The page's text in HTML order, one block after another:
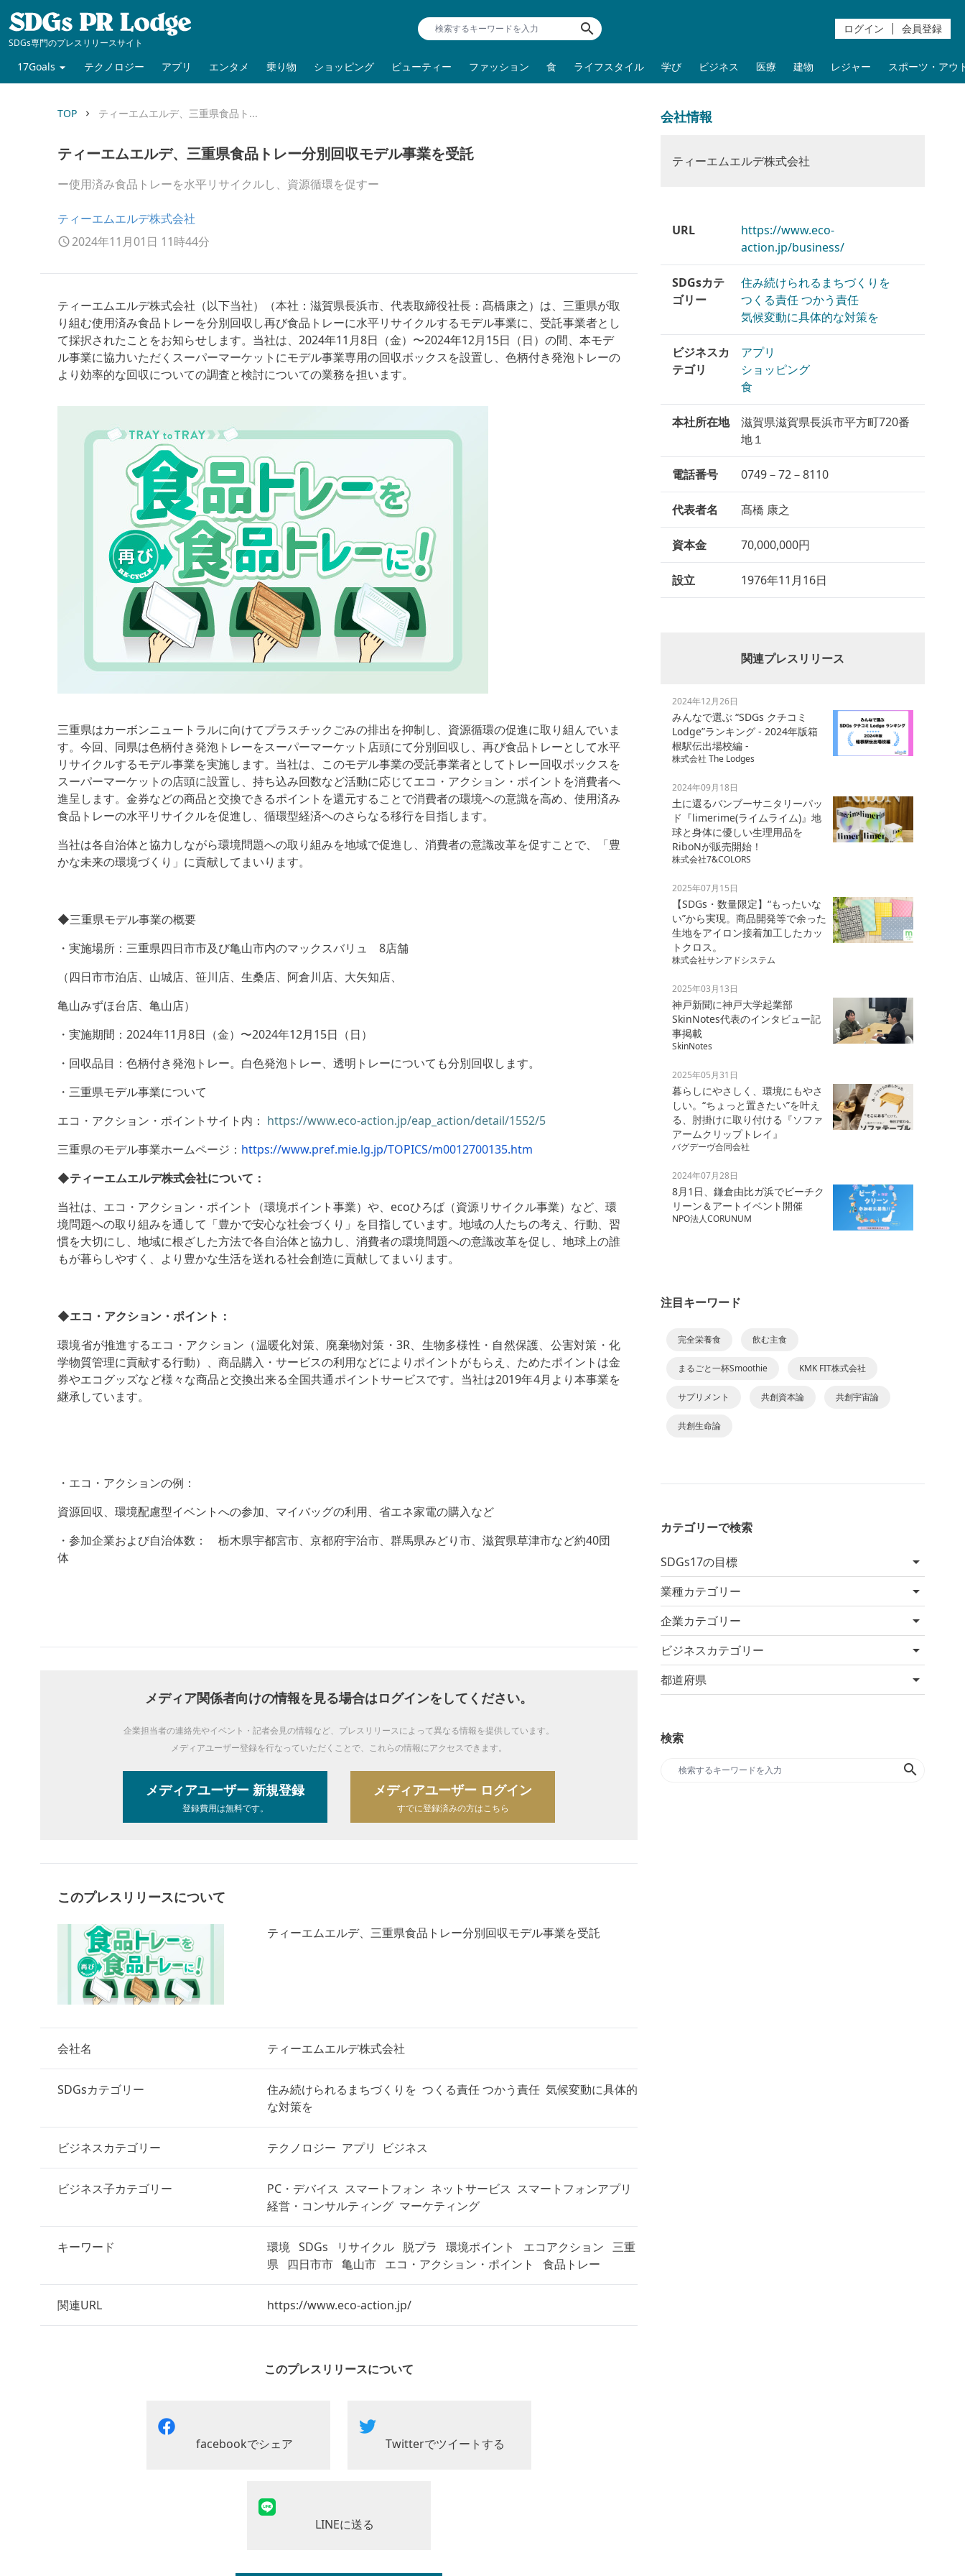
SDGs専門のプレスリリースサイト
search ログイン 会員登録
17Goals テクノロジー アプリ エンタメ 乗り物 ショッピング ビューティー ファッション 食 ライフスタイル 学び ビジネス 医療 建物 レジャー スポーツ・アウ
TOP keyboard_arrow_right ティーエムエルデ、三重県食品ト...
ティーエムエルデ、三重県食品トレー分別回収モデル事業を受託
ー使用済み食品トレーを水平リサイクルし、資源循環を促すー
ティーエムエルデ株式会社
2024年11月01日 11時44分
ティーエムエルデ株式会社（以下当社）（本社：滋賀県長浜市、代表取締役社長：髙橋康之）は、三重県が取
り組む使用済み食品トレーを分別回収し再び食品トレーに水平リサイクルするモデル事業に、受託事業者とし
て採択されたことをお知らせします。当社は、2024年11月8日（金）〜2024年12月15日（日）の間、本モデ
ル事業に協力いただくスーパーマーケットにモデル事業専用の回収ボックスを設置し、色柄付き発泡トレーの
より効率的な回収についての調査と検討についての業務を担います。
三重県はカーボンニュートラルに向けてプラスチックごみの排出を抑制し、資源循環の促進に取り組んでいま
す。今回、同県は色柄付き発泡トレーをスーパーマーケット店頭にて分別回収し、再び食品トレーとして水平
リサイクルするモデル事業を実施します。当社は、このモデル事業の受託事業者としてトレー回収ボックスを
スーパーマーケットの店頭に設置し、持ち込み回数など活動に応じてエコ・アクション・ポイントを消費者へ
進呈します。金券などの商品と交換できるポイントを還元することで消費者の環境への意識を高め、使用済み
食品トレーの水平リサイクルを促進し、循環型経済へのさらなる移行を目指します。
当社は各自治体と協力しながら環境問題への取り組みを地域で促進し、消費者の意識改革を促すことで、「豊
かな未来の環境づくり」に貢献してまいります。
◆三重県モデル事業の概要
・実施場所：三重県四日市市及び亀山市内のマックスバリュ 8店舗
（四日市市泊店、山城店、笹川店、生桑店、阿倉川店、大矢知店、
亀山みずほ台店、亀山店）
・実施期間：2024年11月8日（金）〜2024年12月15日（日）
・回収品目：色柄付き発泡トレー。白色発泡トレー、透明トレーについても分別回収します。
・三重県モデル事業について
エコ・アクション・ポイントサイト内： https://www.eco-action.jp/eap_action/detail/1552/5
三重県のモデル事業ホームページ： https://www.pref.mie.lg.jp/TOPICS/m0012700135.htm
◆ティーエムエルデ株式会社について：
当社は、エコ・アクション・ポイント（環境ポイント事業）や、ecoひろば（資源リサイクル事業）など、環
境問題への取り組みを通して「豊かで安心な社会づくり」を目指しています。地域の人たちの考え、行動、習
慣を大切にし、地域に根ざした方法で各自治体と協力し、消費者の環境問題への意識改革を促し、地球上の誰
もが暮らしやすく、より豊かな生活を送れる社会創造に貢献してまいります。
◆エコ・アクション・ポイント：
環境省が推進するエコ・アクション（温暖化対策、廃棄物対策・3R、生物多様性・自然保護、公害対策・化
学物質管理に貢献する行動）、商品購入・サービスの利用などによりポイントがもらえ、ためたポイントは金
券やエコグッズなど様々な商品と交換出来る全国共通ポイントサービスです。当社は2019年4月より本事業を
継承しています。
・エコ・アクションの例：
資源回収、環境配慮型イベントへの参加、マイバッグの利用、省エネ家電の購入など
・参加企業および自治体数： 栃木県宇都宮市、京都府宇治市、群馬県みどり市、滋賀県草津市など約40団
体
メディア関係者向けの情報を見る場合はログインをしてください。
企業担当者の連絡先やイベント・記者会見の情報など、プレスリリースによって異なる情報を提供しています。
メディアユーザー登録を行なっていただくことで、これらの情報にアクセスできます。
メディアユーザー 新規登録
登録費用は無料です。
メディアユーザー ログイン
すでに登録済みの方はこちら
このプレスリリースについて
ティーエムエルデ、三重県食品トレー分別回収モデル事業を受託
会社名 ティーエムエルデ株式会社
SDGsカテゴリー 住み続けられるまちづくりを つくる責任 つかう責任 気候変動に具体的
な対策を
ビジネスカテゴリー テクノロジー アプリ ビジネス
ビジネス子カテゴリー PC・デバイス スマートフォン ネットサービス スマートフォンアプリ
経営・コンサルティング マーケティング
キーワード 環境 SDGs リサイクル 脱プラ 環境ポイント エコアクション 三重
県
四日市市 亀山市 エコ・アクション・ポイント 食品トレー
関連URL https://www.eco-action.jp/
このプレスリリースについて
facebookでシェア Twitterでツイートする
LINEに送る
会社情報
ティーエムエルデ株式会社
URL
https://www.eco-
action.jp/business/
SDGsカテ
ゴリー
住み続けられるまちづくりを
つくる責任 つかう責任
気候変動に具体的な対策を
ビジネスカ
テゴリ
アプリ
ショッピング
食
本社所在地
滋賀県滋賀県長浜市平方町720番
地１
電話番号 0749－72－8110
代表者名 髙橋 康之
資本金 70,000,000円
設立 1976年11月16日
関連プレスリリース
2024年12月26日
みんなで選ぶ “SDGs クチコミ
Lodge”ランキング - 2024年版箱
根駅伝出場校編 -
株式会社 The Lodges
2024年09月18日
土に還るバンブーサニタリーパッ
ド『limerime(ライムライム)』地
球と身体に優しい生理用品を
RiboNが販売開始！
株式会社7&COLORS
2025年07月15日
【SDGs・数量限定】“もったいな
い”から実現。商品開発等で余った
生地をアイロン接着加工したカッ
トクロス。
株式会社サンアドシステム
2025年03月13日
神戸新聞に神戸大学起業部
SkinNotes代表のインタビュー記
事掲載
SkinNotes
2025年05月31日
暮らしにやさしく、環境にもやさ
しい。“ちょっと置きたい”を叶え
る、肘掛けに取り付ける『ソファ
アームクリップトレイ』
バグデーヴ合同会社
2024年07月28日
8月1日、鎌倉由比ガ浜でビーチク
リーン＆アートイベント開催
NPO法人CORUNUM
注目キーワード
完全栄養食 飲む主食
まるごと一杯Smoothie KMK FIT株式会社
サプリメント 共創資本論 共創宇宙論
共創生命論
カテゴリーで検索
SDGs17の目標
業種カテゴリー
企業カテゴリー
ビジネスカテゴリー
都道府県
検索
search